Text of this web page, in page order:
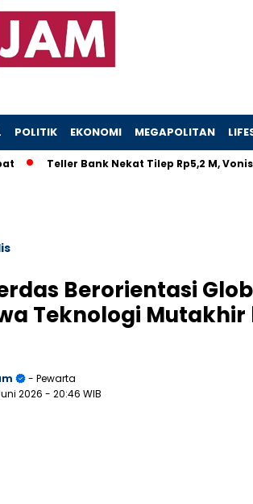
POLITIK EKONOMI MEGAPOLITAN
Teller Bank Nekat Tilep Rp5,2 M, Vonis
Berorientasi
Teknologi
- Pewarta
2026 - 20:46 WIB